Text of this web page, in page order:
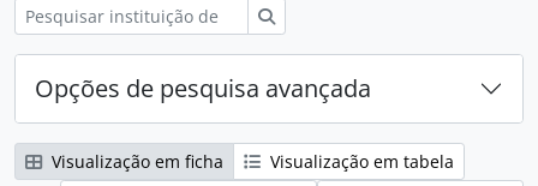
Opções de pesquisa avançada
Visualização em ficha
Visualização em tabela